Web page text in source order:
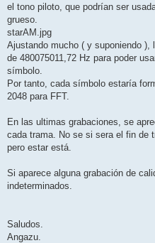
el tono piloto, que podrían ser
grueso.
starAM.jpg
Ajustando mucho ( y suponiendo
de 480075011,72 Hz para poder
símbolo.
Por tanto, cada símbolo estaría
2048 para FFT.
En las ultimas grabaciones, se
cada trama. No se si sera el fin de
pero estar está.
Si aparece alguna grabación de
indeterminados.
Saludos.
Angazu.